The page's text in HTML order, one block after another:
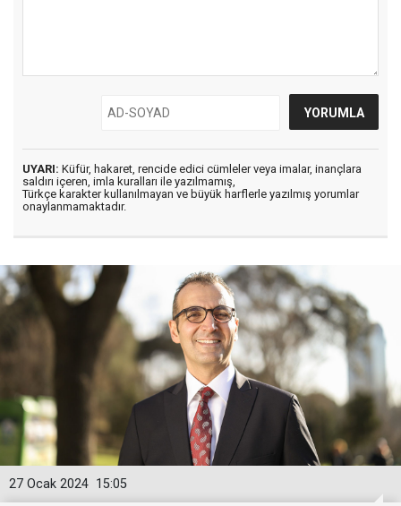
UYARI: Küfür, hakaret, rencide edici cümleler veya imalar, inançlara
saldırı içeren, imla kuralları ile yazılmamış,
Türkçe karakter kullanılmayan ve büyük harflerle yazılmış yorumlar
onaylanmamaktadır.
15:05
27 Ocak 2024